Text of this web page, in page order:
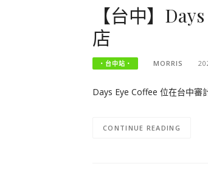
【台中】
店
‧台中站‧ MORRIS
Days Eye Coffee 位在台中審
CONTINUE READING